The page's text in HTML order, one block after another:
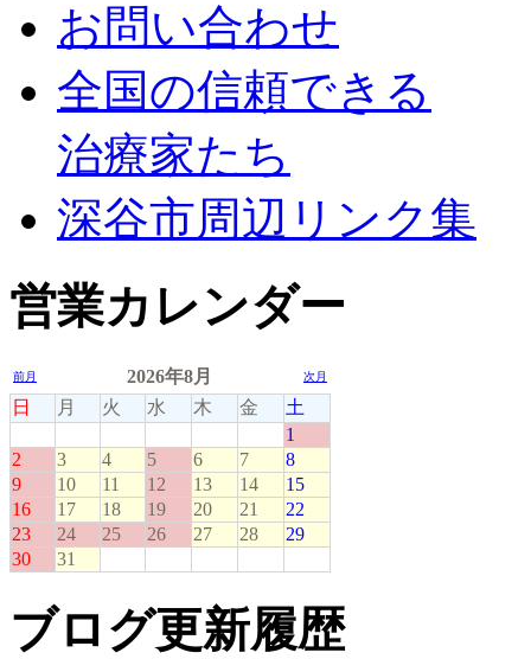
お問い合わせ
全国の信頼できる
治療家たち
深谷市周辺リンク集
営業カレンダー
ブログ更新履歴